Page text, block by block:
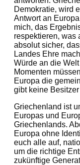
Demokratie, wird
Antwort an
mich, das
respektieren, was
absolut sicher,
Landes Ehre
Würde an die
Momenten
Europa die
gibt keine
Griechenland ist
Europas und
Griechenlands.
Europa ohne
euch alle auf,
um die richtige
zukünftige